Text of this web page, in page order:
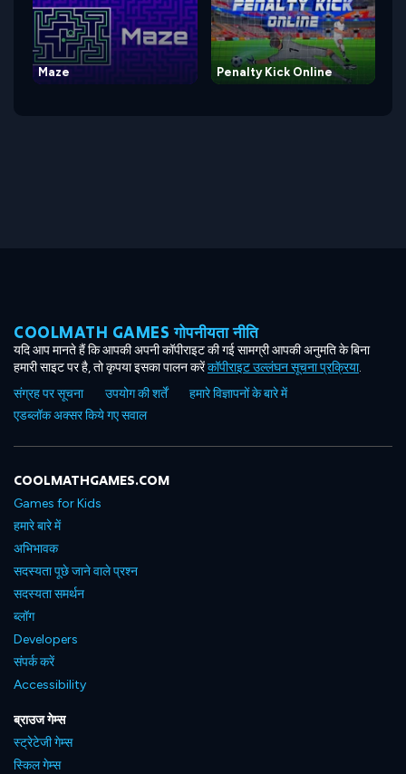
Maze Penalty Kick Online
COOLMATH GAMES गोपनीयता नीति
यदि आप मानते हैं कि आपकी अपनी कॉपीराइट की गई सामग्री आपकी अनुमति के बिना
हमारी साइट पर है, तो कृपया इसका पालन करेंकॉपीराइट उल्लंघन सूचना प्रक्रिया.
संग्रह पर सूचना
उपयोग की शर्तें
हमारे विज्ञापनों के बारे में
एडब्लॉक अक्सर किये गए सवाल
COOLMATHGAMES.COM
Games for Kids
हमारे बारे में
अभिभावक
सदस्यता पूछे जाने वाले प्रश्न
सदस्यता समर्थन
ब्लॉग
Developers
संपर्क करें
Accessibility
ब्राउज गेम्स
स्ट्रेटेजी गेम्स
स्किल गेम्स